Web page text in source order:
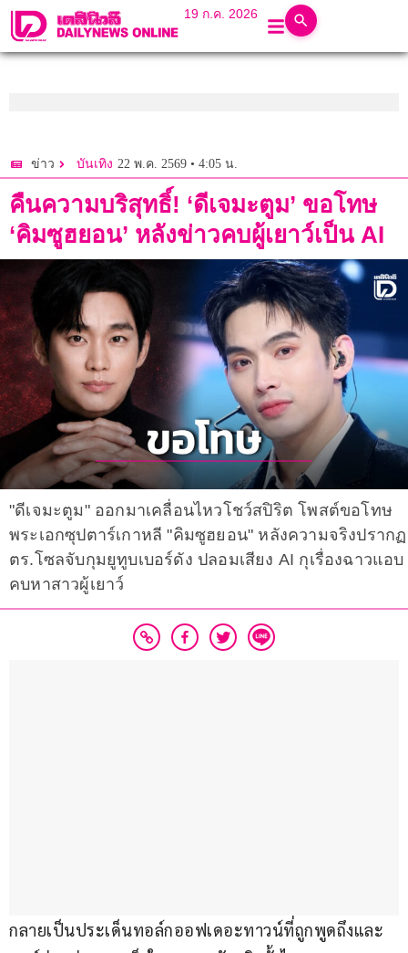
19 ก.ค. 2026
ข่าว บันเทิง 22 พ.ค. 2569 • 4:05 น.
คืนความบริสุทธิ์! ‘ดีเจมะตูม’ ขอโทษ
‘คิมซูฮยอน’ หลังข่าวคบผู้เยาว์เป็น AI
"ดีเจมะตูม" ออกมาเคลื่อนไหวโชว์สปิริต โพสต์ขอโทษ
พระเอกซุปตาร์เกาหลี "คิมซูฮยอน" หลังความจริงปรากฏ
ตร.โซลจับกุมยูทูบเบอร์ดัง ปลอมเสียง AI กุเรื่องฉาวแอบ
คบหาสาวผู้เยาว์
กลายเป็นประเด็นทอล์กออฟเดอะทาวน์ที่ถูกพูดถึงและ